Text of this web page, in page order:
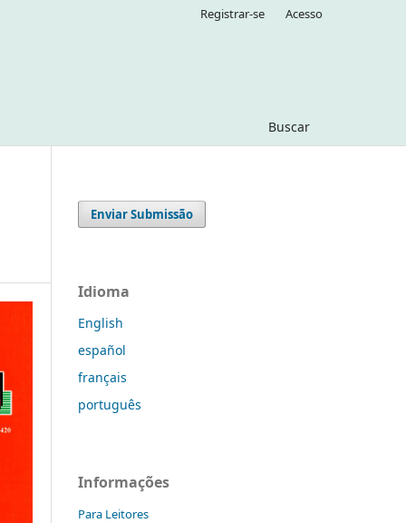
Buscar
Registrar-se Acesso
Enviar Submissão
Idioma
English
español
français
português
Informações
Para Leitores